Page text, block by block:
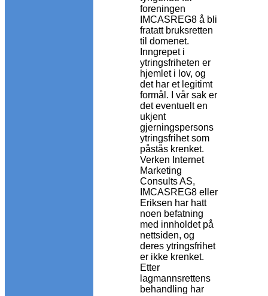
foreningen
IMCASREG8 å bli
fratatt bruksretten
til domenet.
Inngrepet i
ytringsfriheten er
hjemlet i lov, og
det har et legitimt
formål. I vår sak er
det eventuelt en
ukjent
gjerningspersons
ytringsfrihet som
påstås krenket.
Verken Internet
Marketing
Consults AS,
IMCASREG8 eller
Eriksen har hatt
noen befatning
med innholdet på
nettsiden, og
deres ytringsfrihet
er ikke krenket.
Etter
lagmannsrettens
behandling har